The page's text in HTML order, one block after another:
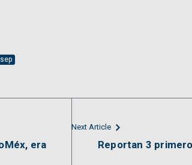
sep
era
Next Article
Reportan 3